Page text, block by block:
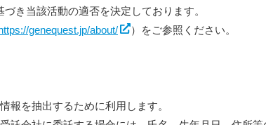
き当該活動の適否を決定しております。
genequest.jp/about/ ）をご参照ください。
報を抽出するために利用します。